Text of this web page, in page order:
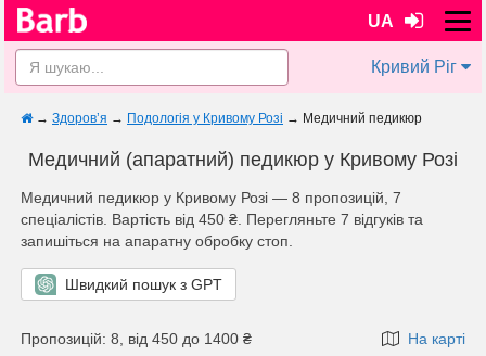
UA
Кривий Ріг
→ Здоров’я → Подологія у Кривому Розі → Медичний педикюр
Медичний (апаратний) педикюр у Кривому Розі
Медичний педикюр у Кривому Розі — 8 пропозицій, 7
спеціалістів. Вартість від 450 ₴. Перегляньте 7 відгуків та
запишіться на апаратну обробку стоп.
Швидкий пошук з GPT
Пропозицій: 8, від 450 до 1400 ₴ На карті